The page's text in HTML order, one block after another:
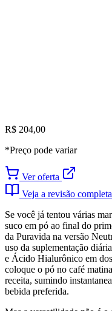
R$ 204,00
*Preço pode variar
Ver oferta
Veja a revisão
Se você já tentou várias
suco em pó ao final do
da Puravida na versão
uso da suplementação
e Ácido Hialurônico em
coloque o pó no café
receita, sumindo
bebida preferida.